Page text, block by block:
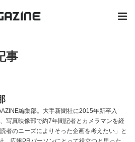
事
編集部。大手新聞社に2015年新卒入
写真映像部で約7年間記者とカメラマンを経
者のニーズによりそった企画を考えたい」と